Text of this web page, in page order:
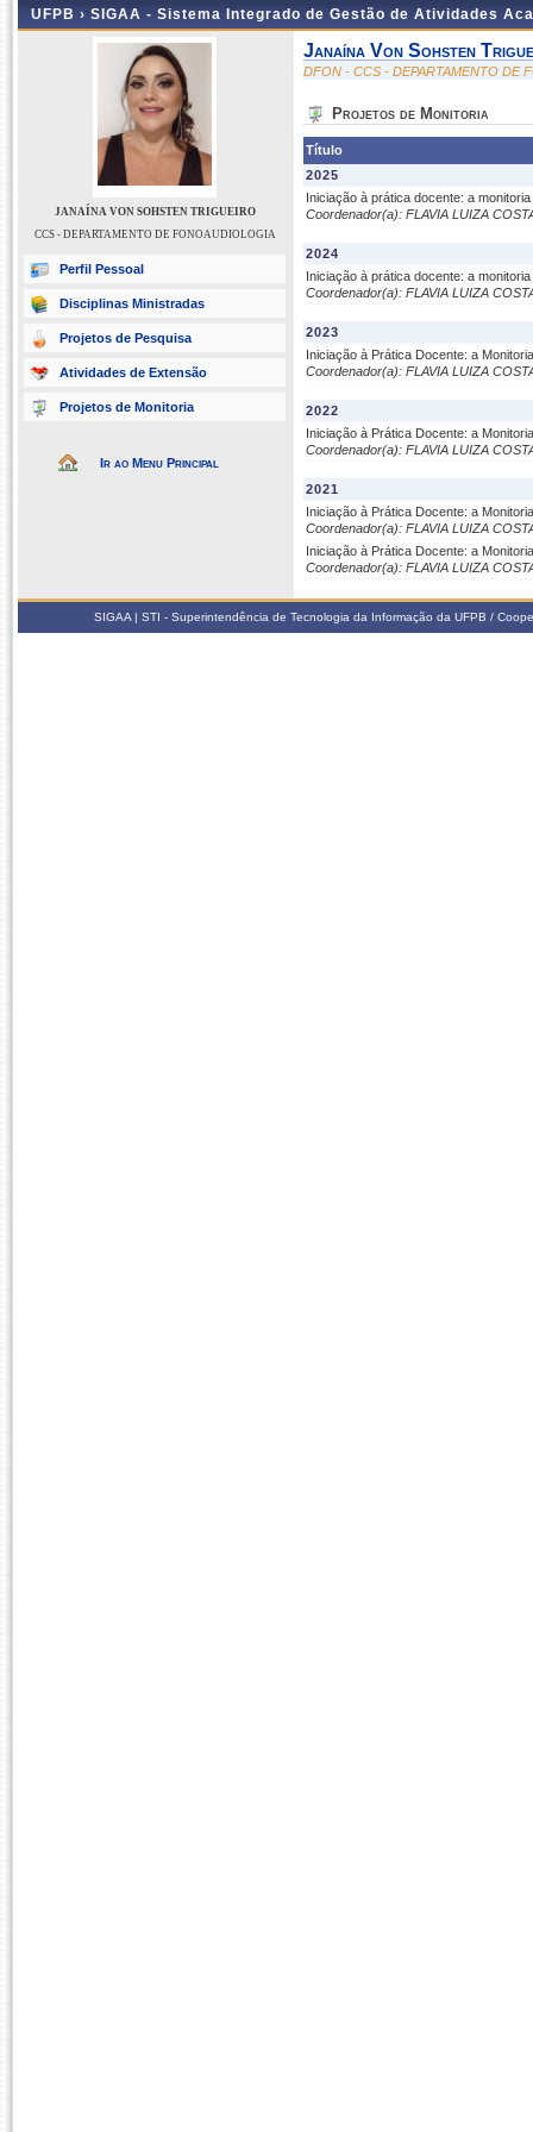
UFPB › SIGAA - Sistema Integrado de Gestão de Atividades
JANAÍNA VON SOHSTEN TRIGUEIRO
CCS - DEPARTAMENTO DE FONOAUDIOLOGIA
Perfil Pessoal
Disciplinas Ministradas
Projetos de Pesquisa
Atividades de Extensão
Projetos de Monitoria
Ir ao Menu Principal
Janaína Von Sohsten
DFON - CCS - DEPARTAMENTO DE
Projetos de Monitoria
Título
2025
Iniciação à prática docente: a
Coordenador(a): FLAVIA LUIZA
2024
Iniciação à prática docente: a
Coordenador(a): FLAVIA LUIZA
2023
Iniciação à Prática Docente: a
Coordenador(a): FLAVIA LUIZA
2022
Iniciação à Prática Docente: a
Coordenador(a): FLAVIA LUIZA
2021
Iniciação à Prática Docente: a
Coordenador(a): FLAVIA LUIZA
Iniciação à Prática Docente: a
Coordenador(a): FLAVIA LUIZA
SIGAA | STI - Superintendência de Tecnologia da Informação da UFPB /